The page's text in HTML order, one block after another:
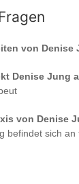
von Denise
Denise Jung
von Denise
befindet sich